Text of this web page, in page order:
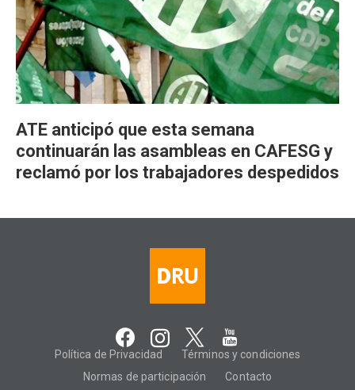
ATE anticipó que esta semana
continuarán las asambleas en CAFESG y
reclamó por los trabajadores despedidos
Política de Privacidad
Términos y condiciones
Normas de participación
Contacto